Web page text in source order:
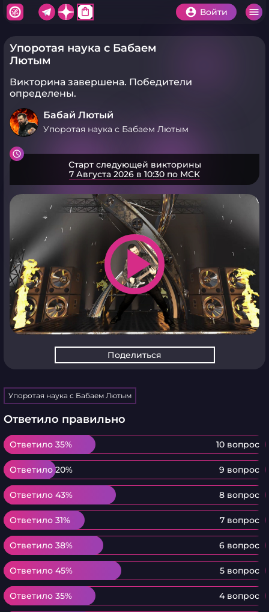
shopping_bag Войти
Упоротая наука с Бабаем
Лютым
Викторина завершена. Победители
определены.
Бабай Лютый
Упоротая наука с Бабаем Лютым
Старт следующей викторины
7 Августа 2026 в 10:30 по МСК
play_arrow
Поделиться
Упоротая наука с Бабаем Лютым
Ответило правильно
Ответило 35% 10 вопрос
Ответило 35%
Ответило 20% 9 вопрос
Ответило 20%
Ответило 43% 8 вопрос
Ответило 43%
Ответило 31% 7 вопрос
Ответило 31%
Ответило 38% 6 вопрос
Ответило 38%
Ответило 45% 5 вопрос
Ответило 45%
Ответило 35% 4 вопрос
Ответило 35%